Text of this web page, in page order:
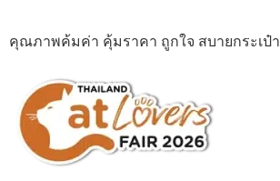
คุณภาพค้มค่า คุ้มราคา ถูกใจ สบายกระเป๋า